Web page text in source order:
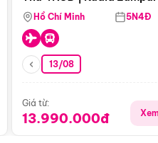
Malacca - Johor Baru -
Singapore
Hồ Chí Minh 5N4Đ
13/08
Giá từ:
13.990.000đ